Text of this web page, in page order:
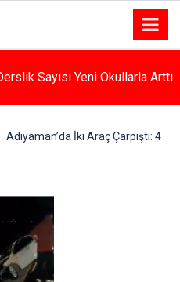
Sayısı Yeni Okullarla Arttı
Adıyaman’da İki Araç Çarpıştı: 4